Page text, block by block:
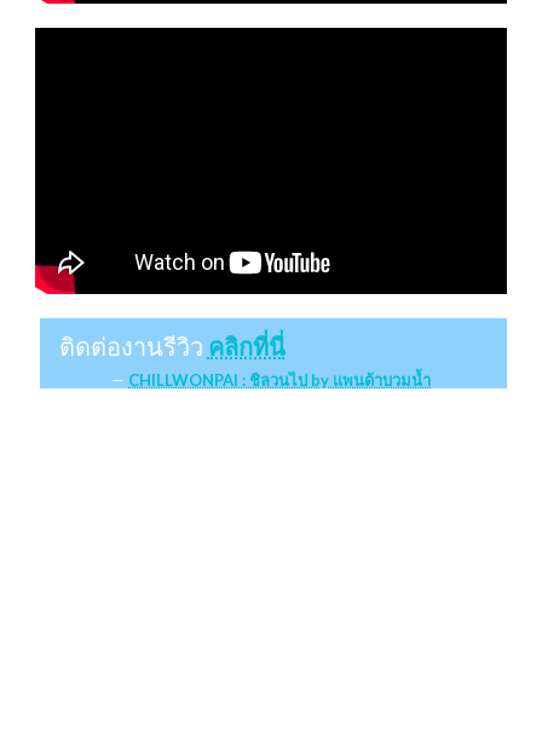
ติดต่องานรีวิว คลิกที่นี่
CHILLWONPAI : ชิลวนไป by แพนด้าบวมน้ำ